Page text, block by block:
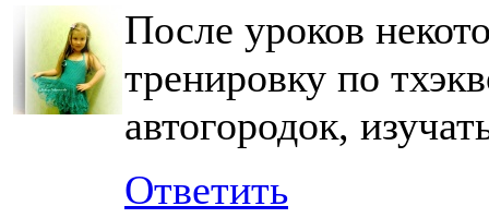
После уроков
тренировку по
автогородок,
Ответить